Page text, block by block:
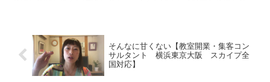
のかという姿勢についてです。リ
スクを減らしたければ副業的に
こ...
いうことから教室を始められて
い...
そんなに甘くない【教室開業・集客コン
サルタント 横浜東京大阪 スカイプ全
国対応】